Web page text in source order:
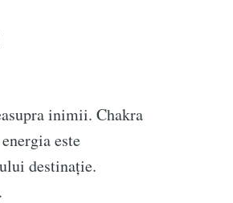
inimii. Chakra
este
destinație.
Evolutie
delivered